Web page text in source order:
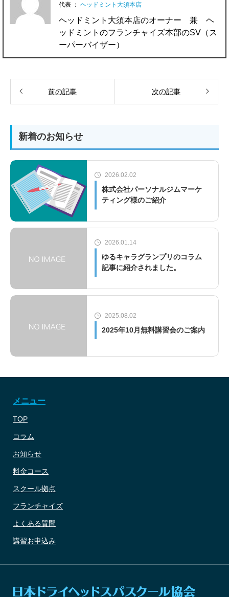
代表 ： ヘッドミント大須本店
ヘッドミント大須本店のオーナー 兼 ヘ
ッドミントのフランチャイズ本部のSV（ス
ーパーバイザー）
前の記事 次の記事
新着のお知らせ
2026.02.02
株式会社パーソナルジムマーケ
ティング様のご紹介
2026.01.14
ゆるキャラグランプリのコラム
記事に紹介されました。
2025.08.02
2025年10月無料講習会のご案内
メニュー
TOP
コラム
お知らせ
料金コース
スクール拠点
フランチャイズ
よくある質問
講習お申込み